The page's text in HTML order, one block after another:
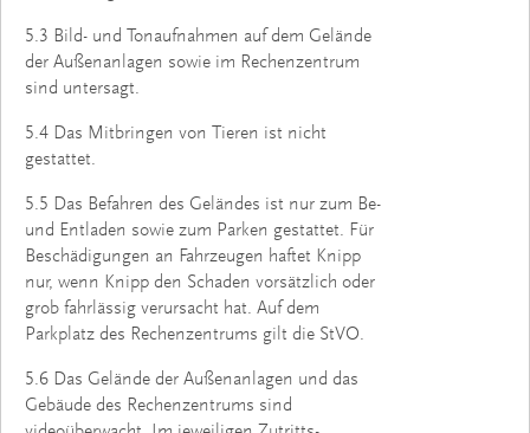
5.3 Bild- und Tonaufnahmen auf dem Gelände
der Außenanlagen sowie im Rechenzentrum
sind untersagt.
5.4 Das Mitbringen von Tieren ist nicht
gestattet.
5.5 Das Befahren des Geländes ist nur zum Be-
und Entladen sowie zum Parken gestattet. Für
Beschädigungen an Fahrzeugen haftet Knipp
nur, wenn Knipp den Schaden vorsätzlich oder
grob fahrlässig verursacht hat. Auf dem
Parkplatz des Rechenzentrums gilt die StVO.
5.6 Das Gelände der Außenanlagen und das
Gebäude des Rechenzentrums sind